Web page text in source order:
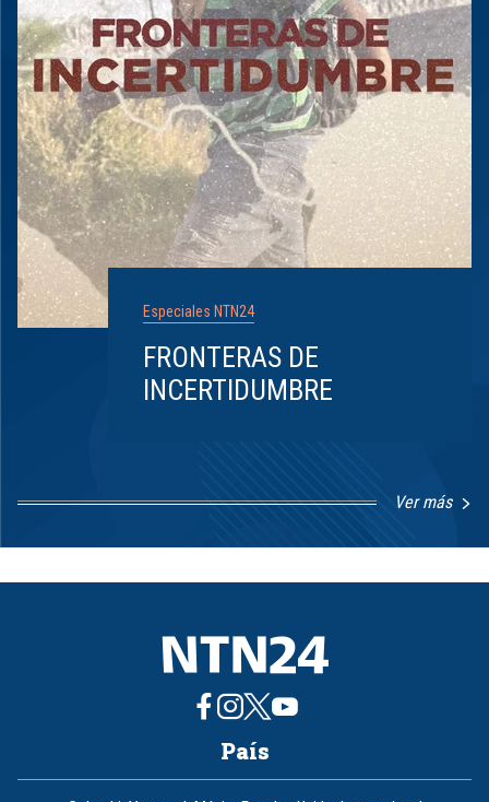
Especiales NTN24
FRONTERAS DE
INCERTIDUMBRE
Ver más
1
8
País